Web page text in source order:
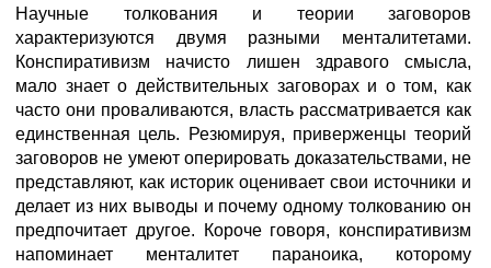
Научные толкования и теории заговоров
характеризуются двумя разными менталитетами.
Конспиративизм начисто лишен здравого смысла,
мало знает о действительных заговорах и о том, как
часто они проваливаются, власть рассматривается как
единственная цель. Резюмируя, приверженцы теорий
заговоров не умеют оперировать доказательствами, не
представляют, как историк оценивает свои источники и
делает из них выводы и почему одному толкованию он
предпочитает другое. Короче говоря, конспиративизм
напоминает менталитет параноика, которому